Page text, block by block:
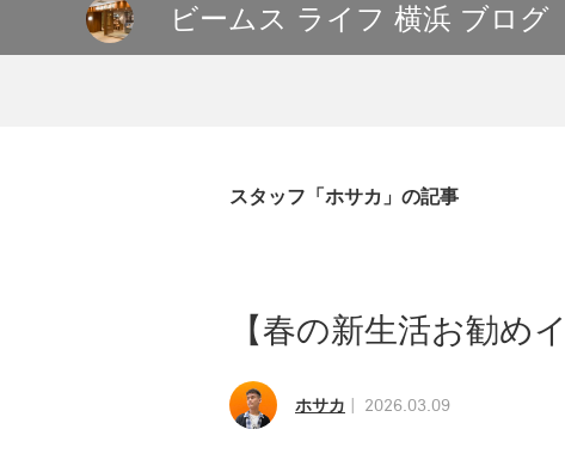
ビームス ライフ 横浜 ブログ
スタッフ「ホサカ」の記事
【春の新生活お勧め
ホサカ 2026.03.09